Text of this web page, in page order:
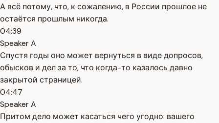
А всё потому, что, к сожалению, в России прошлое не
остаётся прошлым никогда.
04:39
Speaker A
Спустя годы оно может вернуться в виде допросов,
обысков и дел за то, что когда-то казалось давно
закрытой страницей.
04:47
Speaker A
Притом дело может касаться чего угодно: вашего